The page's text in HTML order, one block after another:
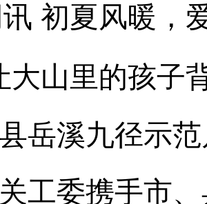
初夏风暖，
大山里的孩子
岳溪九径示
工委携手市